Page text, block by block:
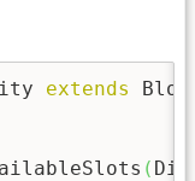
extends
(